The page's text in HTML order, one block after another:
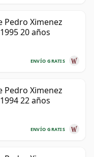
Pedro Ximenez
20 años
ENVÍO GRATIS
Pedro Ximenez
22 años
ENVÍO GRATIS